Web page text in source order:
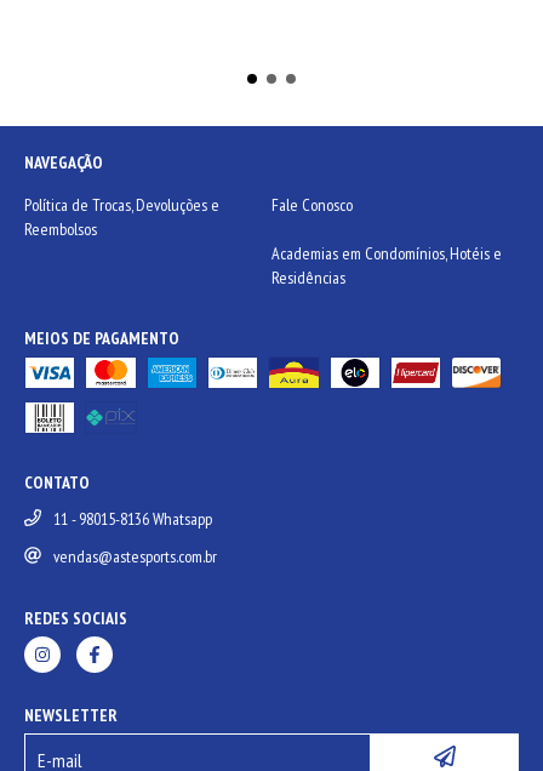
NAVEGAÇÃO
Política de Trocas, Devoluções e
Reembolsos
Fale Conosco
Academias em Condomínios, Hotéis e
Residências
MEIOS DE PAGAMENTO
CONTATO
11 - 98015-8136 Whatsapp
vendas@astesports.com.br
REDES SOCIAIS
NEWSLETTER